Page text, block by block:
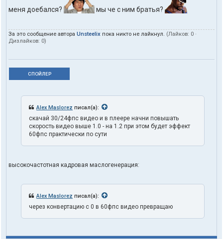
меня доебался? мы че с ним братья?
За это сообщение автора Unsteelix пока никто не лайкнул. (Лайков: 0 ·
Дизлайков: 0)
СПОЙЛЕР
Alex Maslorez писал(а):
скачай 30/24фпс видео и в плеере начни повышать
скорость видео выше 1.0 - на 1.2 при этом будет эффект
60фпс практически по сути
высокочастотная кадровая маслогенерация:
Alex Maslorez писал(а):
через конвертацию с 0 в 60фпс видео превращаю